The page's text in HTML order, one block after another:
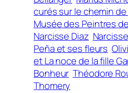
curés sur le chemin
Musée des Peintres
Narcisse Diaz
Peña et ses fleurs
et La noce de la fille
Bonheur Théodore
Thomery